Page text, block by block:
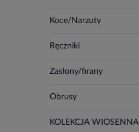
Koce/Narzuty
Ręczniki
Zasłony/firany
Obrusy
KOLEKCJA WIOSENNA